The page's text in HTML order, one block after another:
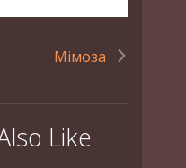
Мімоза
Like